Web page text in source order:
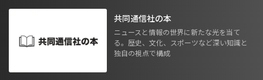
共同通信社の本
ニュースと情報の世界に新たな光を当て
る。歴史、文化、スポーツなど深い知識と
独自の視点で構成